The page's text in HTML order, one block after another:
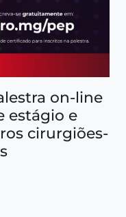
on-line
estágio e
cirurgiões-